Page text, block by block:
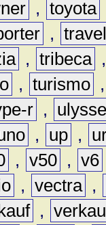
, toyota
,
, tribeca
, turismo
r ,
, up ,
, v50 , v6
, vectra ,
,